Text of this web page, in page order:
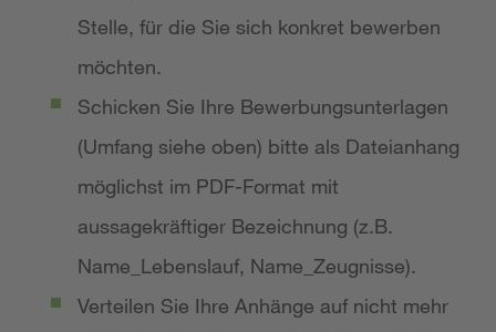
Stelle, für die Sie sich konkret bewerben
möchten.
Schicken Sie Ihre Bewerbungsunterlagen
(Umfang siehe oben) bitte als Dateianhang
möglichst im PDF-Format mit
aussagekräftiger Bezeichnung (z.B.
Name_Lebenslauf, Name_Zeugnisse).
Verteilen Sie Ihre Anhänge auf nicht mehr